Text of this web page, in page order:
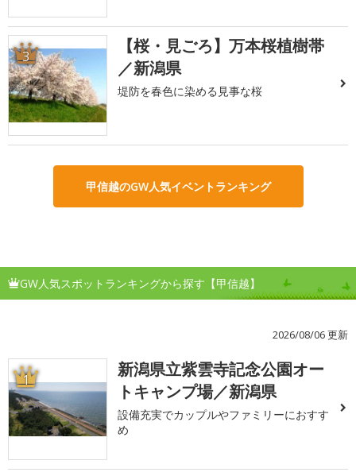
3
【桜・見ごろ】万本桜植樹帯
／新潟県
堤防を春色に染める見事な桜
甲信越のGW人気イベントランキング
GW人気スポットランキングから探す【甲信越】
2026/08/06 更新
1
新潟県立紫雲寺記念公園オー
トキャンプ場／新潟県
設備充実でカップルやファミリーにおすす
め